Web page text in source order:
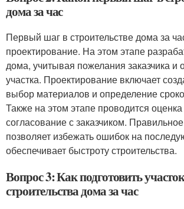
дома за час
Первый шаг в строительстве дома за
проектирование. На этом этапе
дома, учитывая пожелания заказчика и
участка. Проектирование включает
выбор материалов и определение
Также на этом этапе проводится
согласование с заказчиком.
позволяет избежать ошибок на
обеспечивает быстроту строительства.
Вопрос 3: Как подготовить
строительства дома за час